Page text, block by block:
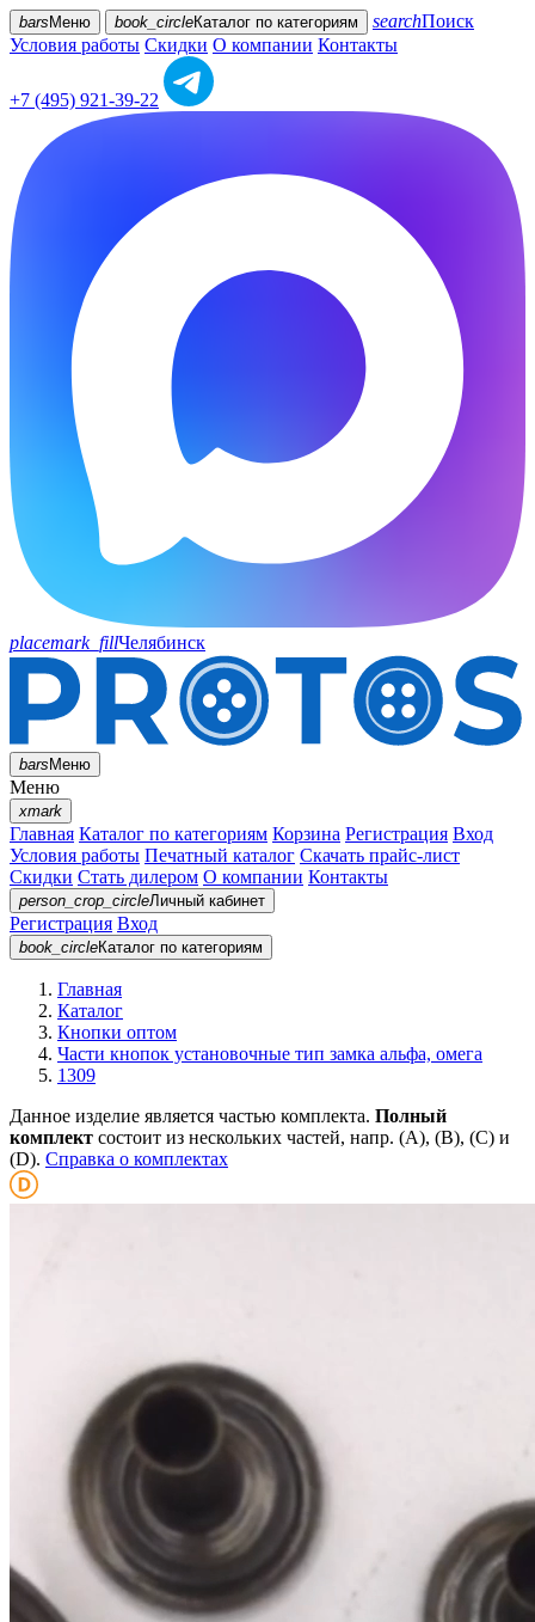
bars Меню book_circleКаталог по категориям searchПоиск
Условия работы Скидки О компании Контакты
+7 (495) 921-39-22
placemark_fillЧелябинск
barsМеню
Меню
xmark
Главная Каталог по категориям Корзина Регистрация Вход
Условия работы Печатный каталог Скачать прайс-лист
Скидки Стать дилером О компании Контакты
person_crop_circleЛичный кабинет
Регистрация Вход
book_circleКаталог по категориям
Главная
Каталог
Кнопки оптом
Части кнопок установочные тип замка альфа, омега
1309
Данное изделие является частью комплекта. Полный
комплект состоит из нескольких частей, напр. (А), (B), (С) и
(D). Справка о комплектах